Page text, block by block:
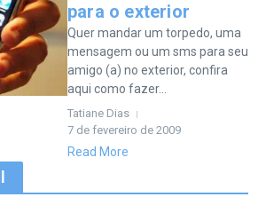
para o exterior
Quer mandar um torpedo, uma
mensagem ou um sms para seu
amigo (a) no exterior, confira
aqui como fazer...
Tatiane Dias
7 de fevereiro de 2009
Read More